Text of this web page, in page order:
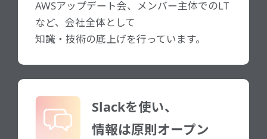
AWSアップデート会、メンバー主体でのLT
など、会社全体として
知識・技術の底上げを行っています。
Slackを使い、
情報は原則オープン